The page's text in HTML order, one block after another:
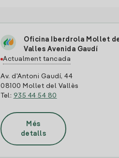
Oficina Iberdrola Mollet
Valles Avenida Gaudí
Actualment tancada
Av. d'Antoni Gaudí, 44
08100 Mollet del Vallès
Tel: 935 44 54 80
Més
detalls